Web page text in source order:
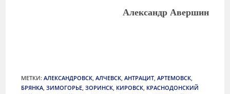
Александр Авершин
МЕТКИ:АЛЕКСАНДРОВСК, АЛЧЕВСК, АНТРАЦИТ, АРТЕМОВСК,
БРЯНКА, ЗИМОГОРЬЕ, ЗОРИНСК, КИРОВСК, КРАСНОДОНСКИЙ